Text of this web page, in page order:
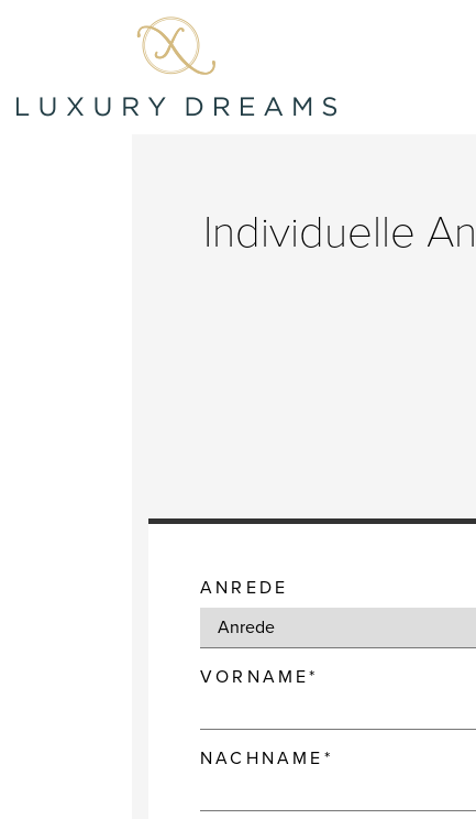
Individuelle
ANREDE
VORNAME*
NACHNAME*